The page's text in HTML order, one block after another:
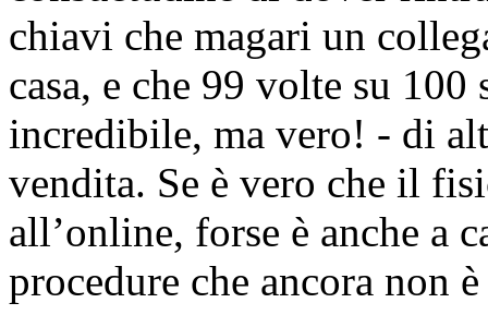
chiavi che magari un
casa, e che 99 volte su 100
incredibile, ma vero! - di
vendita. Se è vero che il
all’online, forse è anche a
procedure che ancora non